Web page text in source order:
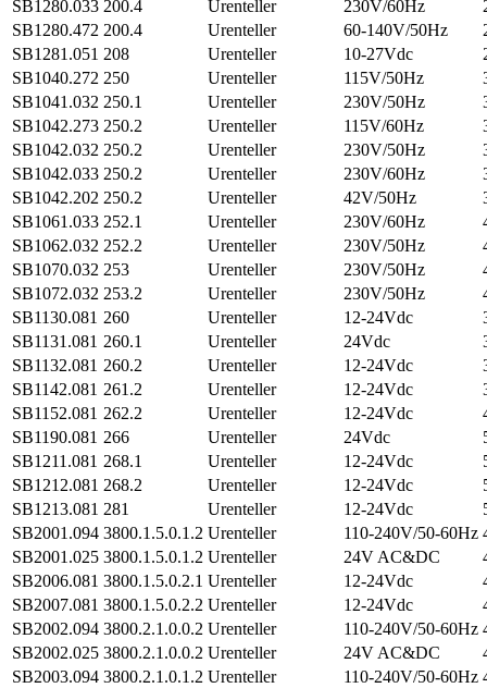
SB1280.033 200.4 Urenteller 230V/60Hz
SB1280.472 200.4 Urenteller 60-140V/50Hz
SB1281.051 208 Urenteller 10-27Vdc
SB1040.272 250 Urenteller 115V/50Hz
SB1041.032 250.1 Urenteller 230V/50Hz
SB1042.273 250.2 Urenteller 115V/60Hz
SB1042.032 250.2 Urenteller 230V/50Hz
SB1042.033 250.2 Urenteller 230V/60Hz
SB1042.202 250.2 Urenteller 42V/50Hz
SB1061.033 252.1 Urenteller 230V/60Hz
SB1062.032 252.2 Urenteller 230V/50Hz
SB1070.032 253 Urenteller 230V/50Hz
SB1072.032 253.2 Urenteller 230V/50Hz
SB1130.081 260 Urenteller 12-24Vdc
SB1131.081 260.1 Urenteller 24Vdc
SB1132.081 260.2 Urenteller 12-24Vdc
SB1142.081 261.2 Urenteller 12-24Vdc
SB1152.081 262.2 Urenteller 12-24Vdc
SB1190.081 266 Urenteller 24Vdc
SB1211.081 268.1 Urenteller 12-24Vdc
SB1212.081 268.2 Urenteller 12-24Vdc
SB1213.081 281 Urenteller 12-24Vdc
SB2001.094 3800.1.5.0.1.2 Urenteller 110-240V/50-60Hz
SB2001.025 3800.1.5.0.1.2 Urenteller 24V AC&DC
SB2006.081 3800.1.5.0.2.1 Urenteller 12-24Vdc
SB2007.081 3800.1.5.0.2.2 Urenteller 12-24Vdc
SB2002.094 3800.2.1.0.0.2 Urenteller 110-240V/50-60Hz
SB2002.025 3800.2.1.0.0.2 Urenteller 24V AC&DC
SB2003.094 3800.2.1.0.1.2 Urenteller 110-240V/50-60Hz